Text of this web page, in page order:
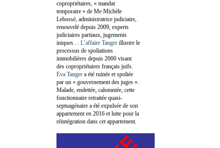
copropriétaires, « mandat
temporaire » de Me Michèle
Lebossé, administratrice judiciaire,
renouvelé depuis 2009, experts
judiciaires partiaux, jugements
iniques… L’affaire Tanger illustre le
processus de spoliations
immobilières depuis 2000 visant
des copropriétaires français juifs.
Eva Tanger a été ruinée et spoliée
par un « gouvernement des juges ».
Malade, endettée, calomniée, cette
fonctionnaire retraitée quasi-
septuagénaire a été expulsée de son
appartement en 2016 et lutte pour la
réintégration dans cet appartement.